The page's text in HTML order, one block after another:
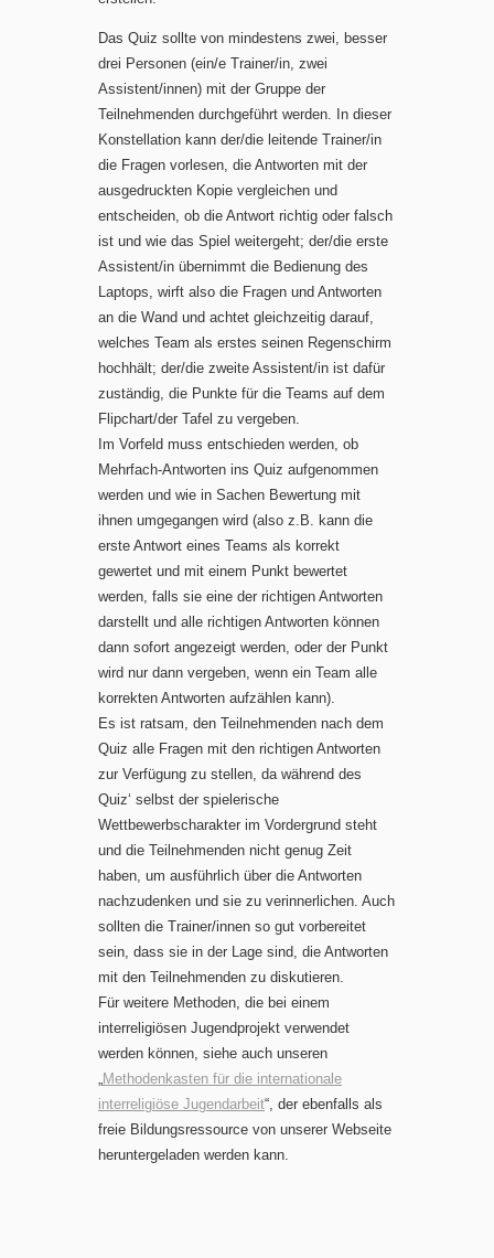
Das Quiz sollte von mindestens zwei, besser
drei Personen (ein/e Trainer/in, zwei
Assistent/innen) mit der Gruppe der
Teilnehmenden durchgeführt werden. In dieser
Konstellation kann der/die leitende Trainer/in
die Fragen vorlesen, die Antworten mit der
ausgedruckten Kopie vergleichen und
entscheiden, ob die Antwort richtig oder falsch
ist und wie das Spiel weitergeht; der/die erste
Assistent/in übernimmt die Bedienung des
Laptops, wirft also die Fragen und Antworten
an die Wand und achtet gleichzeitig darauf,
welches Team als erstes seinen Regenschirm
hochhält; der/die zweite Assistent/in ist dafür
zuständig, die Punkte für die Teams auf dem
Flipchart/der Tafel zu vergeben.
Im Vorfeld muss entschieden werden, ob
Mehrfach-Antworten ins Quiz aufgenommen
werden und wie in Sachen Bewertung mit
ihnen umgegangen wird (also z.B. kann die
erste Antwort eines Teams als korrekt
gewertet und mit einem Punkt bewertet
werden, falls sie eine der richtigen Antworten
darstellt und alle richtigen Antworten können
dann sofort angezeigt werden, oder der Punkt
wird nur dann vergeben, wenn ein Team alle
korrekten Antworten aufzählen kann).
Es ist ratsam, den Teilnehmenden nach dem
Quiz alle Fragen mit den richtigen Antworten
zur Verfügung zu stellen, da während des
Quiz‘ selbst der spielerische
Wettbewerbscharakter im Vordergrund steht
und die Teilnehmenden nicht genug Zeit
haben, um ausführlich über die Antworten
nachzudenken und sie zu verinnerlichen. Auch
sollten die Trainer/innen so gut vorbereitet
sein, dass sie in der Lage sind, die Antworten
mit den Teilnehmenden zu diskutieren.
Für weitere Methoden, die bei einem
interreligiösen Jugendprojekt verwendet
werden können, siehe auch unseren
Methodenkasten für die internationale
interreligiöse Jugendarbeit“, der ebenfalls als
freie Bildungsressource von unserer Webseite
heruntergeladen werden kann.